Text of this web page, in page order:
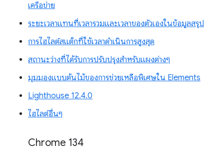
เครือข่าย
ระยะเวลาแทนที่เวลารวมและเวลาของตัวเองในข้อมูลสรุป
การไฮไลต์สแต็กที่ใช้เวลาดำเนินการสูงสุด
สถานะว่างที่ได้รับการปรับปรุงสำหรับแผงต่างๆ
มุมมองแบบต้นไม้ของการช่วยเหลือพิเศษใน Elements
Lighthouse 12.4.0
ไฮไลต์อื่นๆ
Chrome 134